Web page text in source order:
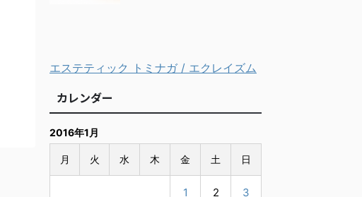
エステティック トミナガ / エクレイズム
カレンダー
2016年1月
月 火 水 木 金 土 日
1 2 3